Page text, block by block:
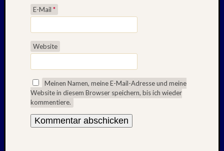
E-Mail *
Website
Meinen Namen, meine E-Mail-Adresse und meine
Website in diesem Browser speichern, bis ich wieder
kommentiere.